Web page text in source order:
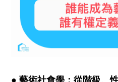
● 藝術社會學：從階級、